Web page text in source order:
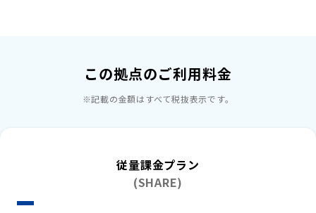
この拠点のご利用料金
※記載の​金額は​すべて​税抜表示です。​
従量課金プラン
(SHARE)